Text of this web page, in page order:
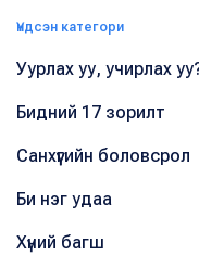
Үндсэн категори
Уурлах уу, учирлах
Бидний 17 зорилт
Санхүүгийн боловсрол
Би нэг удаа
Хүний багш